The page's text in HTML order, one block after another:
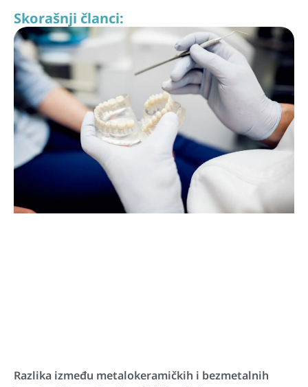
Skorašnji članci:
Razlika između metalokeramičkih i bezmetalnih